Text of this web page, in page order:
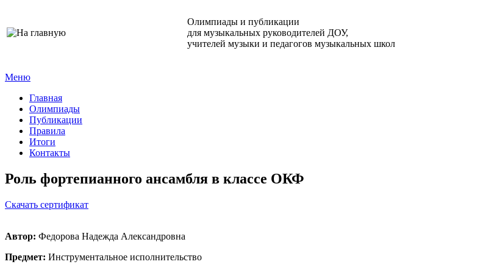
Олимпиады и публикации
для музыкальных руководителей ДОУ,
учителей музыки и педагогов музыкальных школ
Меню
Главная
Олимпиады
Публикации
Правила
Итоги
Контакты
Роль фортепианного ансамбля в классе ОКФ
Cкачать сертификат
Автор: Федорова Надежда Александровна
Предмет: Инструментальное исполнительство